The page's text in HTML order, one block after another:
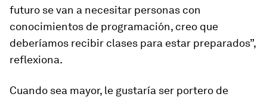
futuro se van a necesitar personas con
conocimientos de programación, creo que
deberíamos recibir clases para estar preparados”,
reflexiona.
Cuando sea mayor, le gustaría ser portero de